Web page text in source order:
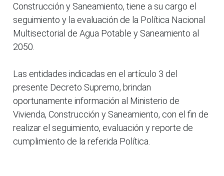
Construcción y Saneamiento, tiene a su cargo el
seguimiento y la evaluación de la Política Nacional
Multisectorial de Agua Potable y Saneamiento al
2050.
Las entidades indicadas en el artículo 3 del
presente Decreto Supremo, brindan
oportunamente información al Ministerio de
Vivienda, Construcción y Saneamiento, con el fin de
realizar el seguimiento, evaluación y reporte de
cumplimiento de la referida Política.